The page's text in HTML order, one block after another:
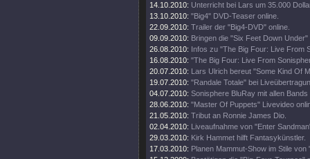
14.10.2010: Unterricht bei Lars um 35.000
13.10.2010: "Big4" DVD-Teaser online.
22.09.2010: Trailer der "Big4-DVD" online.
09.09.2010: Bringen die "Six Feet Down Under"
26.08.2010: Infos zu "The Big Four: Live From
16.08.2010: "The Big Four: Live From
20.07.2010: Lars Ulrich bereut "Some Kind Of
19.07.2010: "Randale Totale" bei
04.07.2010: Sonisphere BluRay mit allen Bands
28.06.2010: "Master Of Puppets" Livevideo
21.05.2010: Tribut an Ronnie James Dio.
02.04.2010: Liveaufnahme von "Enter
29.03.2010: Kirk Hammet hilft Fantasykünstler.
17.03.2010: Planen Mammut-Show im Stile von